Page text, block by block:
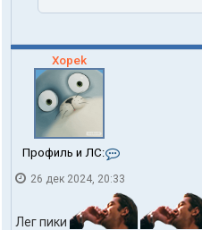
Xopek
Профиль и ЛС:
н
т
а
к
26 дек 2024, 20:33
Лег пики